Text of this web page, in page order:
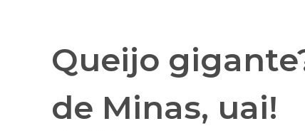
Queijo
de Minas, uai!